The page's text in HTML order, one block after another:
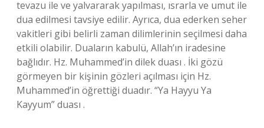
tevazu ile ve yalvararak yapılması, ısrarla ve umut ile
dua edilmesi tavsiye edilir. Ayrıca, dua ederken seher
vakitleri gibi belirli zaman dilimlerinin seçilmesi daha
etkili olabilir. Duaların kabulü, Allah’ın iradesine
bağlıdır. Hz. Muhammed’in dilek duası . İki gözü
görmeyen bir kişinin gözleri açılması için Hz.
Muhammed’in öğrettiği duadır. “Ya Hayyu Ya
Kayyum” duası .